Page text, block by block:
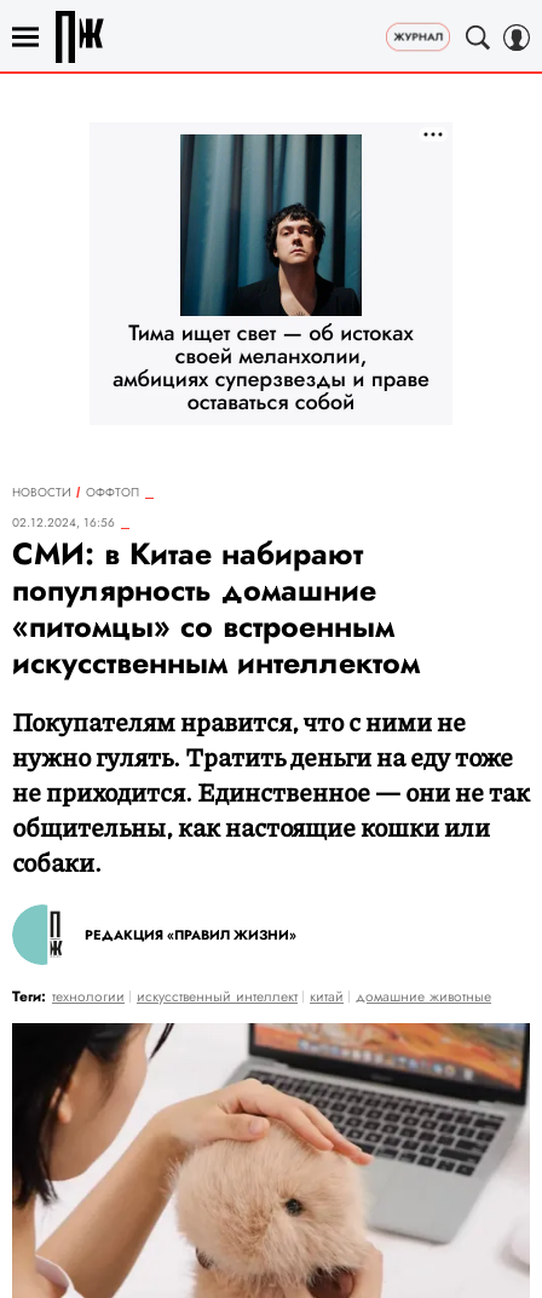
НОВОСТИ
ОФФТОП
02.12.2024, 16:56
СМИ: в Китае набирают
популярность домашние
«питомцы» со встроенным
искусственным интеллектом
Покупателям нравится, что с ними не
нужно гулять. Тратить деньги на еду тоже
не приходится. Единственное — они не так
общительны, как настоящие кошки или
собаки.
РЕДАКЦИЯ «ПРАВИЛ ЖИЗНИ»
Теги: технологии искусственный интеллект китай домашние животные